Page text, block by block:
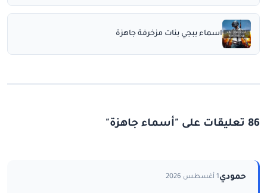
اسماء ببجي بنات مزخرفة جاهزة
86 تعليقات على "أسماء جاهزة"
حمودي1 أغسطس 2026